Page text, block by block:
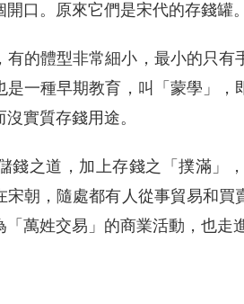
口。原來它們是宋代的存錢罐。
的體型非常細小，最小的只有
是一種早期教育，叫「蒙學」
實質存錢用途。
錢之道，加上存錢之「撲滿」
朝，隨處都有人從事貿易和
萬姓交易」的商業活動，也走